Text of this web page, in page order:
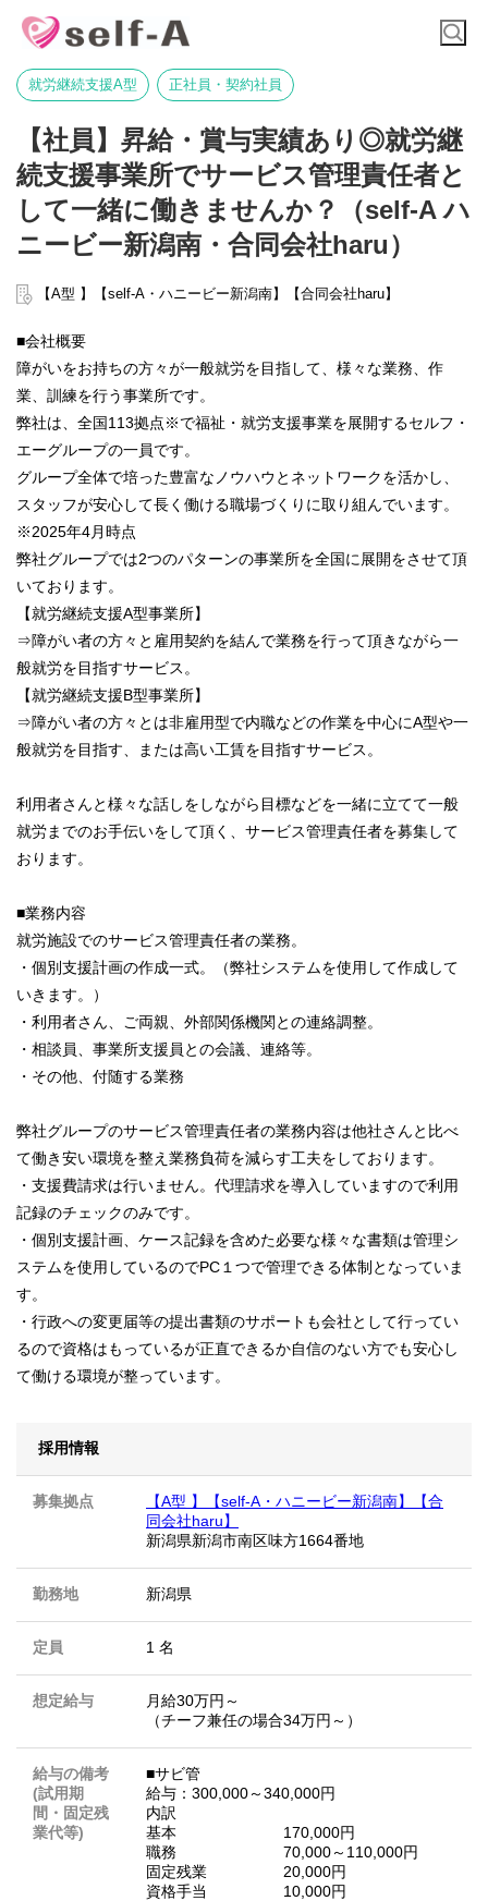
就労継続支援A型 正社員・契約社員
【社員】昇給・賞与実績あり◎就労継
続支援事業所でサービス管理責任者と
して一緒に働きませんか？（self-A ハ
ニービー新潟南・合同会社haru）
【A型 】【self-A・ハニービー新潟南】【合同会社haru】
■会社概要
障がいをお持ちの方々が一般就労を目指して、様々な業務、作
業、訓練を行う事業所です。
弊社は、全国113拠点※で福祉・就労支援事業を展開するセルフ・
エーグループの一員です。
グループ全体で培った豊富なノウハウとネットワークを活かし、
スタッフが安心して長く働ける職場づくりに取り組んでいます。
※2025年4月時点
弊社グループでは2つのパターンの事業所を全国に展開をさせて頂
いております。
【就労継続支援A型事業所】
⇒障がい者の方々と雇用契約を結んで業務を行って頂きながら一
般就労を目指すサービス。
【就労継続支援B型事業所】
⇒障がい者の方々とは非雇用型で内職などの作業を中心にA型や一
般就労を目指す、または高い工賃を目指すサービス。
利用者さんと様々な話しをしながら目標などを一緒に立てて一般
就労までのお手伝いをして頂く、サービス管理責任者を募集して
おります。
■業務内容
就労施設でのサービス管理責任者の業務。
・個別支援計画の作成一式。（弊社システムを使用して作成して
いきます。）
・利用者さん、ご両親、外部関係機関との連絡調整。
・相談員、事業所支援員との会議、連絡等。
・その他、付随する業務
弊社グループのサービス管理責任者の業務内容は他社さんと比べ
て働き安い環境を整え業務負荷を減らす工夫をしております。
・支援費請求は行いません。代理請求を導入していますので利用
記録のチェックのみです。
・個別支援計画、ケース記録を含めた必要な様々な書類は管理シ
ステムを使用しているのでPC１つで管理できる体制となっていま
す。
・行政への変更届等の提出書類のサポートも会社として行ってい
るので資格はもっているが正直できるか自信のない方でも安心し
て働ける環境が整っています。
採用情報
募集拠点
【A型 】【self-A・ハニービー新潟南】【合
同会社haru】
新潟県新潟市南区味方1664番地
勤務地 新潟県
定員 1 名
想定給与
月給30万円～
（チーフ兼任の場合34万円～）
給与の備考
(試用期
間・固定残
業代等)
■サビ管
給与：300,000～340,000円
内訳
基本 170,000円
職務 70,000～110,000円
固定残業 20,000円
資格手当 10,000円